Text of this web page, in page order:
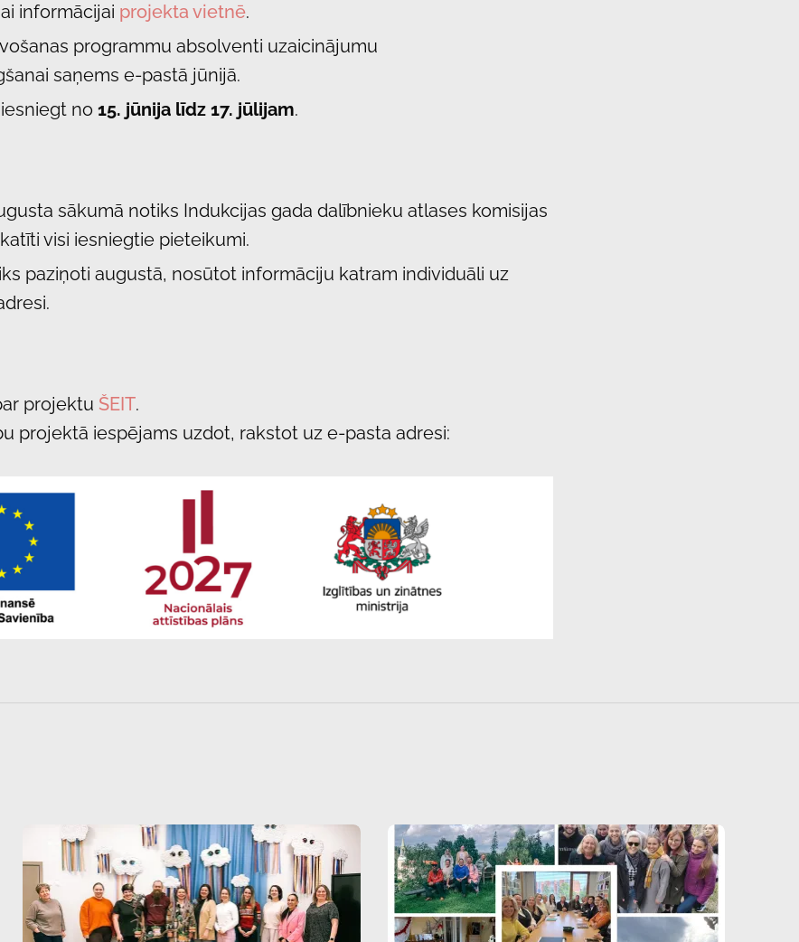
informācijai projekta vietnē.
programmu absolventi uzaicinājumu
saņems e-pastā jūnijā.
no 15. jūnija līdz 17. jūlijam.
sākumā notiks Indukcijas gada dalībnieku atlases komisijas
visi iesniegtie pieteikumi.
paziņoti augustā, nosūtot informāciju katram individuāli uz
projektu ŠEIT.
projektā iespējams uzdot, rakstot uz e-pasta adresi: